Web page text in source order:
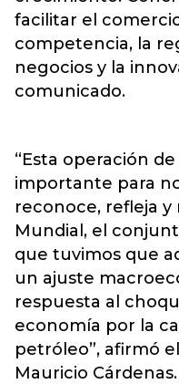
facilitar el
competencia, la
negocios y la
comunicado.
“Esta operación
importante para
reconoce, refleja
Mundial, el
que tuvimos que
un ajuste
respuesta al
economía por la
petróleo”, afirmó
Mauricio Cárdenas.